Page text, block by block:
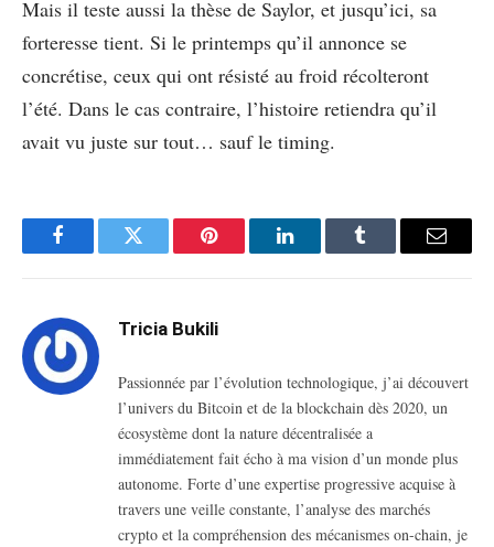
Mais il teste aussi la thèse de Saylor, et jusqu’ici, sa
forteresse tient. Si le printemps qu’il annonce se
concrétise, ceux qui ont résisté au froid récolteront
l’été. Dans le cas contraire, l’histoire retiendra qu’il
avait vu juste sur tout… sauf le timing.
FacebookTwitter Pinterest LinkedInTumblr Email
Tricia Bukili
Passionnée par l’évolution technologique, j’ai découvert
l’univers du Bitcoin et de la blockchain dès 2020, un
écosystème dont la nature décentralisée a
immédiatement fait écho à ma vision d’un monde plus
autonome. Forte d’une expertise progressive acquise à
travers une veille constante, l’analyse des marchés
crypto et la compréhension des mécanismes on-chain, je